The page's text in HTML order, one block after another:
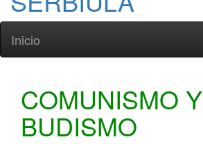
Inicio
COMUNISMO Y
BUDISMO